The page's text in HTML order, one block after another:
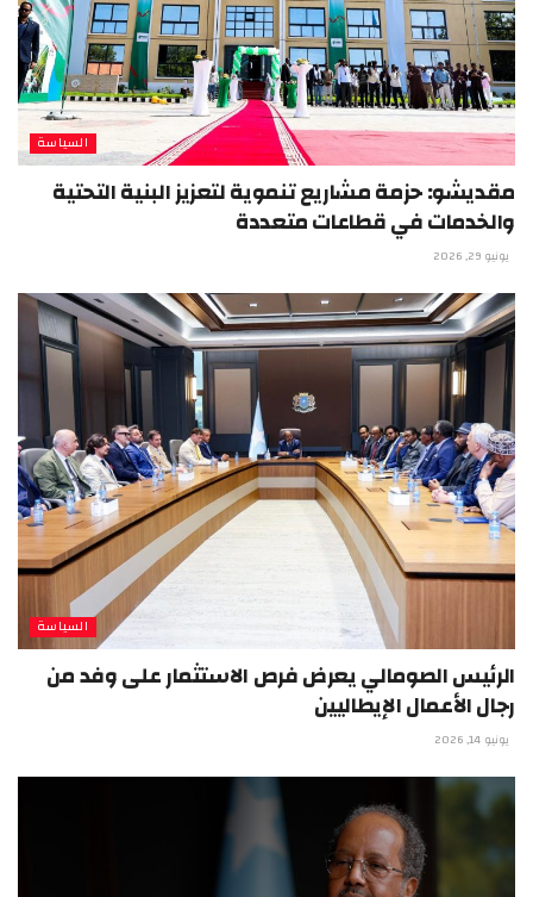
السياسة
مقديشو: حزمة مشاريع تنموية لتعزيز البنية التحتية
والخدمات في قطاعات متعددة
يونيو 29, 2026
السياسة
الرئيس الصومالي يعرض فرص الاستثمار على وفد من
رجال الأعمال الإيطاليين
يونيو 14, 2026